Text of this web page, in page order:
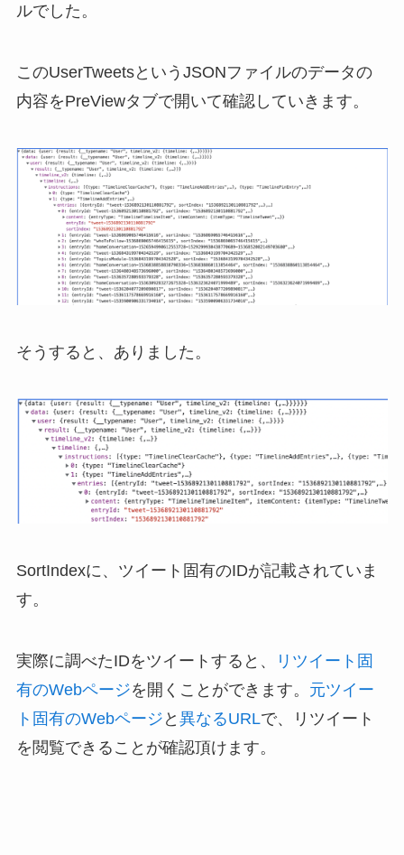
ルでした。
このUserTweetsというJSONファイルのデータの
内容をPreViewタブで開いて確認していきます。
そうすると、ありました。
SortIndexに、ツイート固有のIDが記載されていま
す。
実際に調べたIDをツイートすると、
リツイート固
有のWebページを開くことができます。 元ツイー
ト固有のWebページ と 異なるURLで、リツイート
を閲覧できることが確認頂けます。